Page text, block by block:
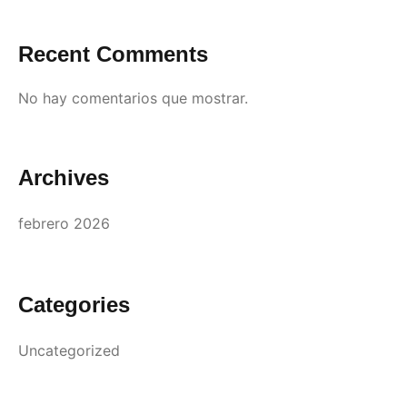
Recent Comments
No hay comentarios que mostrar.
Archives
febrero 2026
Categories
Uncategorized